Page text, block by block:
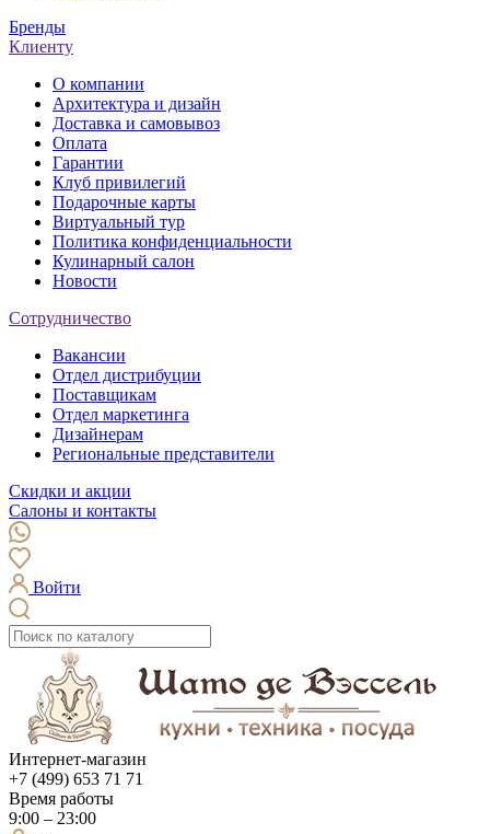
Бренды
Клиенту
О компании
Архитектура и дизайн
Доставка и самовывоз
Оплата
Гарантии
Клуб привилегий
Подарочные карты
Виртуальный тур
Политика конфиденциальности
Кулинарный салон
Новости
Сотрудничество
Вакансии
Отдел дистрибуции
Поставщикам
Отдел маркетинга
Дизайнерам
Региональные представители
Скидки и акции
Салоны и контакты
Войти
Интернет-магазин
+7 (499) 653 71 71
Время работы
9:00 – 23:00